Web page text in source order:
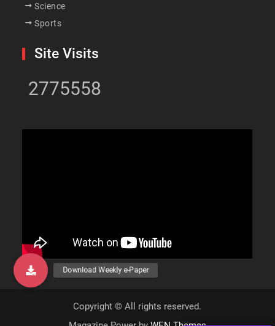
Science
Sports
Site Visits
2775558
Copyright © All rights reserved.